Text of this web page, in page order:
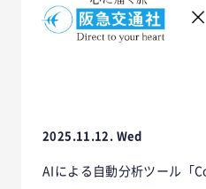
2025.11.12. Wed
AIによる自動分析ツール「